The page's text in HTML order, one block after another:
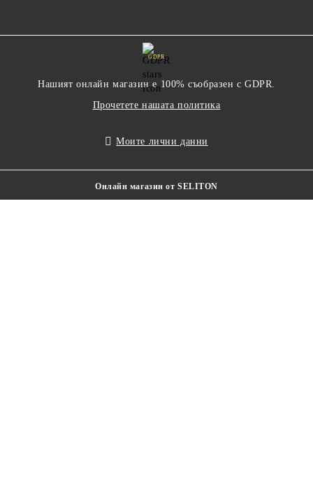
GDPR
Нашият онлайн магазин е 100% съобразен с GDPR.
Прочетете нашата политика
Моите лични данни
Онлайн магазин от SELITON